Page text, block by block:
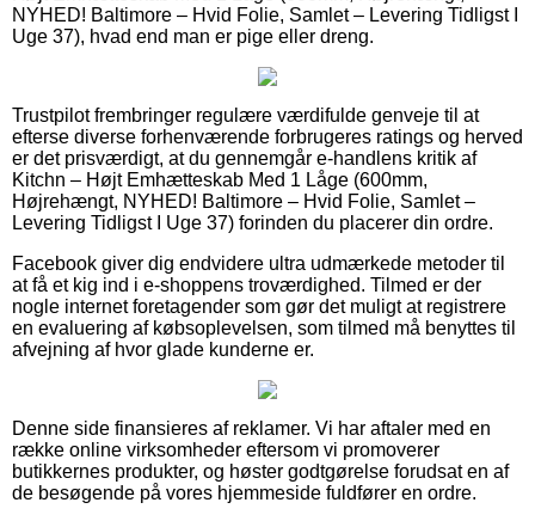
NYHED! Baltimore – Hvid Folie, Samlet – Levering Tidligst I
Uge 37), hvad end man er pige eller dreng.
Trustpilot frembringer regulære værdifulde genveje til at
efterse diverse forhenværende forbrugeres ratings og herved
er det prisværdigt, at du gennemgår e-handlens kritik af
Kitchn – Højt Emhætteskab Med 1 Låge (600mm,
Højrehængt, NYHED! Baltimore – Hvid Folie, Samlet –
Levering Tidligst I Uge 37) forinden du placerer din ordre.
Facebook giver dig endvidere ultra udmærkede metoder til
at få et kig ind i e-shoppens troværdighed. Tilmed er der
nogle internet foretagender som gør det muligt at registrere
en evaluering af købsoplevelsen, som tilmed må benyttes til
afvejning af hvor glade kunderne er.
Denne side finansieres af reklamer. Vi har aftaler med en
række online virksomheder eftersom vi promoverer
butikkernes produkter, og høster godtgørelse forudsat en af
de besøgende på vores hjemmeside fuldfører en ordre.